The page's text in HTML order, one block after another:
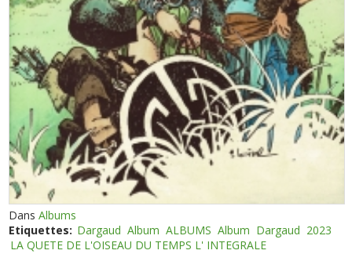
DansAlbums
Etiquettes: Dargaud Album ALBUMS Album Dargaud 2023
LA QUETE DE L'OISEAU DU TEMPS L' INTEGRALE